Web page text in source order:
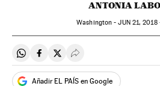
ANTONIA
Washington -JUN21, 2018
Compartir en Whatsapp
Compartir en Facebook
Compartir en Twitter
Desplegar Redes
Añadir EL PAÍS en Google